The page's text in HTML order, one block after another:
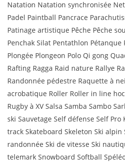
Natation Natation synchronisée
Padel Paintball Pancrace
Patinage artistique Pêche Pêche
Penchak Silat Pentathlon Pétanque
Plongée Plongeon Polo Qi gong
Rafting Ragga Raid nature Rallye
Randonnée pédestre Raquette à
acrobatique Roller Roller in line
Rugby à XV Salsa Samba Sambo
ski Sauvetage Self défense Self Pro
track Skateboard Skeleton Ski alpin
randonnée Ski de vitesse Ski
telemark Snowboard Softball